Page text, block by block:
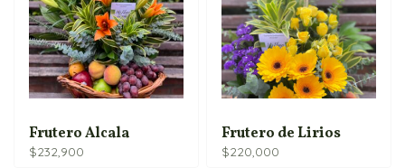
Frutero Alcala
$232,900
Frutero de Lirios
$220,000